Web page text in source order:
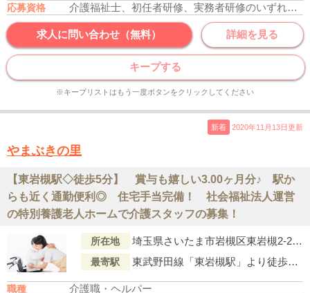
応募資格 介護福祉士、初任者研修、実務者研修のいずれかの資格をお持ちの方
求人に問い合わせ（無料） 詳細を見る
キープする
※キープリストはもう一度ボタンをクリックしてください
新着 2020年11月13日更新
やまぶきの里
【東岩槻駅◇徒歩5分】 賞与も嬉しい3.00ヶ月分♪ 駅か
らも近く通勤便利◎ 住宅手当完備！ 社会福祉法人運営
の特別養護老人ホームで介護スタッフの募集！
所在地 埼玉県さいたま市岩槻区東岩槻2-2-20
最寄駅 東武野田線「東岩槻駅」より徒歩5分
職種 介護職・ヘルパー